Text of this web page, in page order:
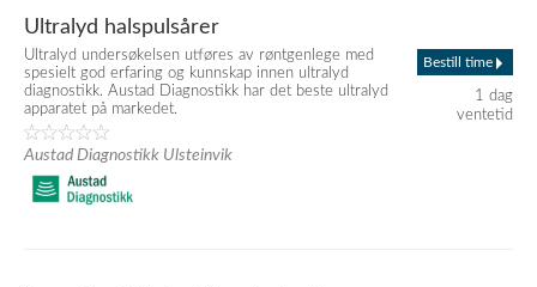
Ultralyd halspulsårer
Ultralyd undersøkelsen utføres av røntgenlege med
spesielt god erfaring og kunnskap innen ultralyd
diagnostikk. Austad Diagnostikk har det beste ultralyd
apparatet på markedet.
Austad Diagnostikk Ulsteinvik
Bestill time
1 dag
ventetid